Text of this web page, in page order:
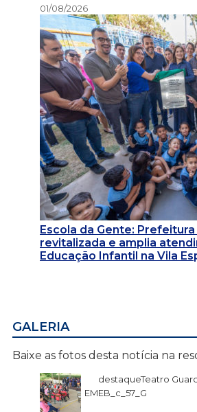
01/08/2026
Escola da Gente:
revitalizada e amplia
Educação Infantil na Vila
GALERIA
Baixe as fotos desta notícia na
destaqueTeatro
EMEB_c_57_G